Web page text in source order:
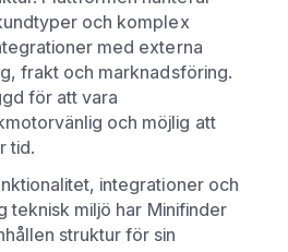
och komplex
med externa
frakt och marknadsföring.
för att vara
och möjlig att
tid.
integrationer och
teknisk miljö har Minifinder
struktur för sin